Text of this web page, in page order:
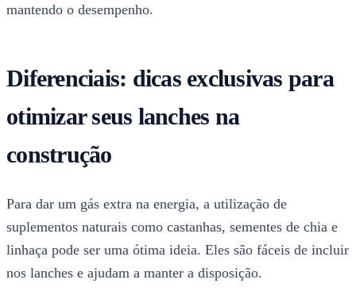
mantendo o desempenho.
Diferenciais: dicas exclusivas para
otimizar seus lanches na
construção
Para dar um gás extra na energia, a utilização de
suplementos naturais como castanhas, sementes de chia e
linhaça pode ser uma ótima ideia. Eles são fáceis de incluir
nos lanches e ajudam a manter a disposição.